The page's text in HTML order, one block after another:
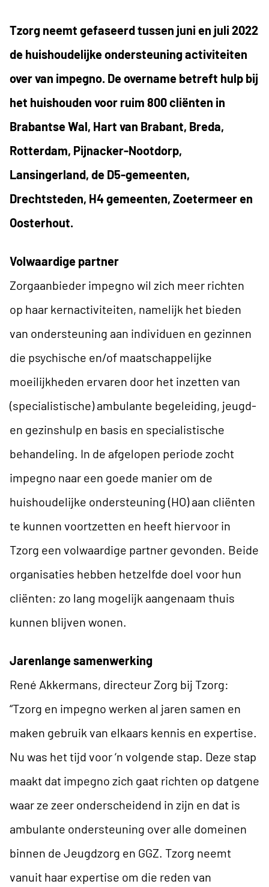
Tzorg neemt gefaseerd tussen juni en juli 2022
de huishoudelijke ondersteuning activiteiten
over van impegno. De overname betreft hulp bij
het huishouden voor ruim 800 cliënten in
Brabantse Wal, Hart van Brabant, Breda,
Rotterdam, Pijnacker-Nootdorp,
Lansingerland, de D5-gemeenten,
Drechtsteden, H4 gemeenten, Zoetermeer en
Oosterhout.
Volwaardige partner
Zorgaanbieder impegno wil zich meer richten
op haar kernactiviteiten, namelijk het bieden
van ondersteuning aan individuen en gezinnen
die psychische en/of maatschappelijke
moeilijkheden ervaren door het inzetten van
(specialistische) ambulante begeleiding, jeugd-
en gezinshulp en basis en specialistische
behandeling. In de afgelopen periode zocht
impegno naar een goede manier om de
huishoudelijke ondersteuning (HO) aan cliënten
te kunnen voortzetten en heeft hiervoor in
Tzorg een volwaardige partner gevonden. Beide
organisaties hebben hetzelfde doel voor hun
cliënten: zo lang mogelijk aangenaam thuis
kunnen blijven wonen.
Jarenlange samenwerking
René Akkermans, directeur Zorg bij Tzorg:
“Tzorg en impegno werken al jaren samen en
maken gebruik van elkaars kennis en expertise.
Nu was het tijd voor ‘n volgende stap. Deze stap
maakt dat impegno zich gaat richten op datgene
waar ze zeer onderscheidend in zijn en dat is
ambulante ondersteuning over alle domeinen
binnen de Jeugdzorg en GGZ. Tzorg neemt
vanuit haar expertise om die reden van